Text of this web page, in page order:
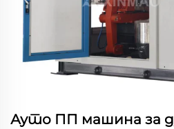
Ауто ПП машина за